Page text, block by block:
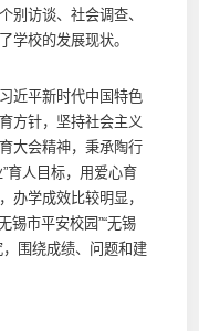
别访谈、社会调查、
学校的发展现状。
近平新时代中国特色
方针，坚持社会主义
大会精神，秉承陶行
育人目标，用爱心育
办学成效比较明显，
锡市平安校园”“无锡
围绕成绩、问题和建